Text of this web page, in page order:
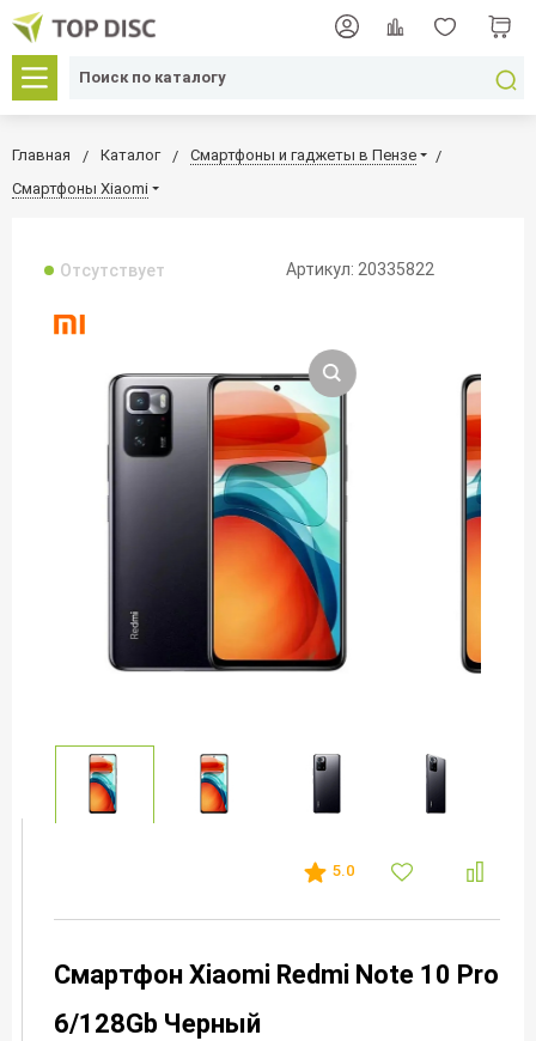
Главная Каталог
Смартфоны и гаджеты в Пензе
Смартфоны Xiaomi
Отсутствует Артикул: 20335822
5.0
Смартфон Xiaomi Redmi Note 10 Pro
6/128Gb Черный